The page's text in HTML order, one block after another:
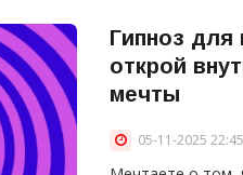
Гипноз для
открой
мечты
05-11-2025